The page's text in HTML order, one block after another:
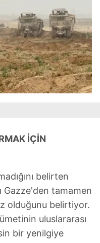
İÇİN
belirten
Gazze'den tamamen
olduğunu belirtiyor.
uluslararası
bir yenilgiye